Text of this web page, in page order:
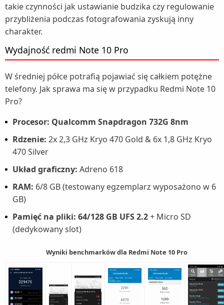
takie czynności jak ustawianie budzika czy regulowanie
przybliżenia podczas fotografowania zyskują inny
charakter.
Wydajność redmi Note 10 Pro
W średniej półce potrafią pojawiać się całkiem potężne
telefony. Jak sprawa ma się w przypadku Redmi Note 10
Pro?
Procesor: Qualcomm Snapdragon 732G 8nm
Rdzenie: 2x 2,3 GHz Kryo 470 Gold & 6x 1,8 GHz Kryo
470 Silver
Układ graficzny: Adreno 618
RAM: 6/8 GB (testowany egzemplarz wyposażono w 6
GB)
Pamięć na pliki: 64/128 GB UFS 2.2+ Micro SD
(dedykowany slot)
Wyniki benchmarków dla Redmi Note 10 Pro